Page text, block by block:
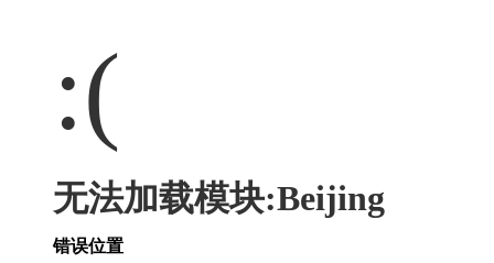
:(
无法加载模块:Beijing
错误位置